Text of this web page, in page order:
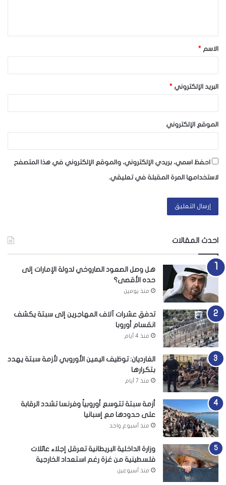
ق
*الاسم *
البريد الإلكتروني *
الموقع الإلكتروني
احفظ اسمي، بريدي الإلكتروني، والموقع الإلكتروني في هذا المتصفح
لاستخدامها المرة المقبلة في تعليقي.
احدث المقالات
هل وصل الصعود الصاروخي لدولة الإمارات إلى
حده الأقصى؟
منذ يومين
تدفق عشرات آلاف المهاجرين إلى سبتة يكشف
انقسام أوروبا
منذ 4 أيام
الغارديان: توظيف اليمين الأوروبي لأزمة سبتة يهدد
بتكرارها
منذ 7 أيام
أزمة سبتة تتوسع أوروبياً وفرنسا تشدد الرقابة
على حدودها مع إسبانيا
منذ أسبوع واحد
وزارة الداخلية البريطانية تعرقل إجلاء عائلات
فلسطينية من غزة رغم استعداد الخارجية
منذ أسبوعين